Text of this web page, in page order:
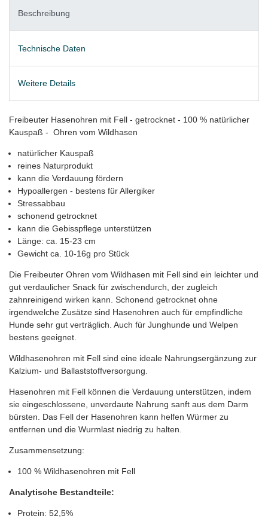
Beschreibung
Technische Daten
Weitere Details
Freibeuter Hasenohren mit Fell - getrocknet - 100 % natürlicher
Kauspaß - Ohren vom Wildhasen
natürlicher Kauspaß
reines Naturprodukt
kann die Verdauung fördern
Hypoallergen - bestens für Allergiker
Stressabbau
schonend getrocknet
kann die Gebisspflege unterstützen
Länge: ca. 15-23 cm
Gewicht ca. 10-16g pro Stück
Die Freibeuter Ohren vom Wildhasen mit Fell sind ein leichter und
gut verdaulicher Snack für zwischendurch, der zugleich
zahnreinigend wirken kann. Schonend getrocknet ohne
irgendwelche Zusätze sind Hasenohren auch für empfindliche
Hunde sehr gut verträglich. Auch für Junghunde und Welpen
bestens geeignet.
Wildhasenohren mit Fell sind eine ideale Nahrungsergänzung zur
Kalzium- und Ballaststoffversorgung.
Hasenohren mit Fell können die Verdauung unterstützen, indem
sie eingeschlossene, unverdaute Nahrung sanft aus dem Darm
bürsten. Das Fell der Hasenohren kann helfen Würmer zu
entfernen und die Wurmlast niedrig zu halten.
Zusammensetzung:
100 % Wildhasenohren mit Fell
Analytische Bestandteile:
Protein: 52,5%